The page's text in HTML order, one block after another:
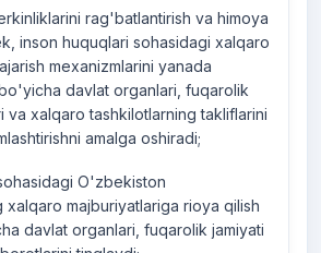
rag'batlantirish va himoya
inson huquqlari sohasidagi xalqaro
mexanizmlarini yanada
davlat organlari, fuqarolik
va xalqaro tashkilotlarning takliflarini
amalga oshiradi;
O'zbekiston
xalqaro majburiyatlariga rioya qilish
davlat organlari, fuqarolik jamiyati